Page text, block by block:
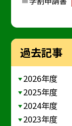
過去記事
2026年度
2025年度
2024年度
2023年度